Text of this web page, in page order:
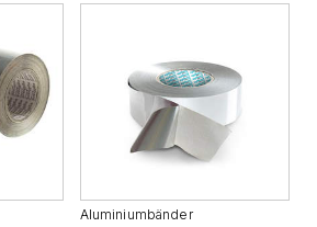
Aluminiumbänder